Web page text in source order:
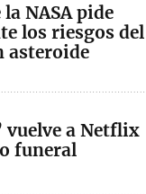
NASA pide
los riesgos del
asteroide
vuelve a Netflix
funeral